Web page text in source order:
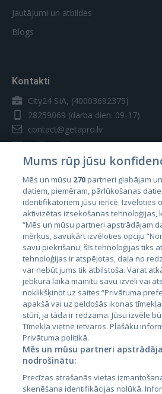
Jautājumi un atbildes
Blogs
Kontakti
City24 SIA, (40003692375)
28259069 (darba dien. 09-17)
contact@getapro.lv
Valstis
Igaunija
Latvija
Lietuva
City24.lv
City24.ee
Mums rūp jūsu
Mēs un mūsu 270partneri glabājam
datiem, piemēram, pārlūkošanas
identifikatoriem jūsu ierīcē. Izvēloties
aktivizētas izsekošanas tehnoloģijas,
“Mēs un mūsu partneri apstrādājam
mērķus, savukārt izvēloties opciju
savu piekrišanu, šīs tehnoloģijas tiks
tehnoloģijas ir atspējotas, daļa no
var nebūt jums tik atbilstoša. Varat
jebkurā laikā mainītu savu izvēli vai
noklikšķinot uz saites “Privātuma
apakšā vai uz peldošās ikonas
stūrī, ja tāda ir redzama. Jūsu izvēle
Tīmekļa vietne ietvaros. Plašāku
Privātuma politikā.
Mēs un mūsu partneri
nodrošinātu:
Precīzas atrašanās vietas
skenēšana identifikācijas nolūkā.